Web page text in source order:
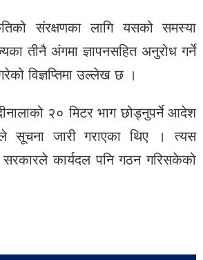
संरक्षणका लागि यसको समस्या
तीनै अंगमा ज्ञापनसहित अनुरोध गर्ने
विज्ञप्तिमा उल्लेख छ ।
२० मिटर भाग छोड्नुपर्ने आदेश
सूचना जारी गराएका थिए । त्यस
कार्यदल पनि गठन गरिसकेको